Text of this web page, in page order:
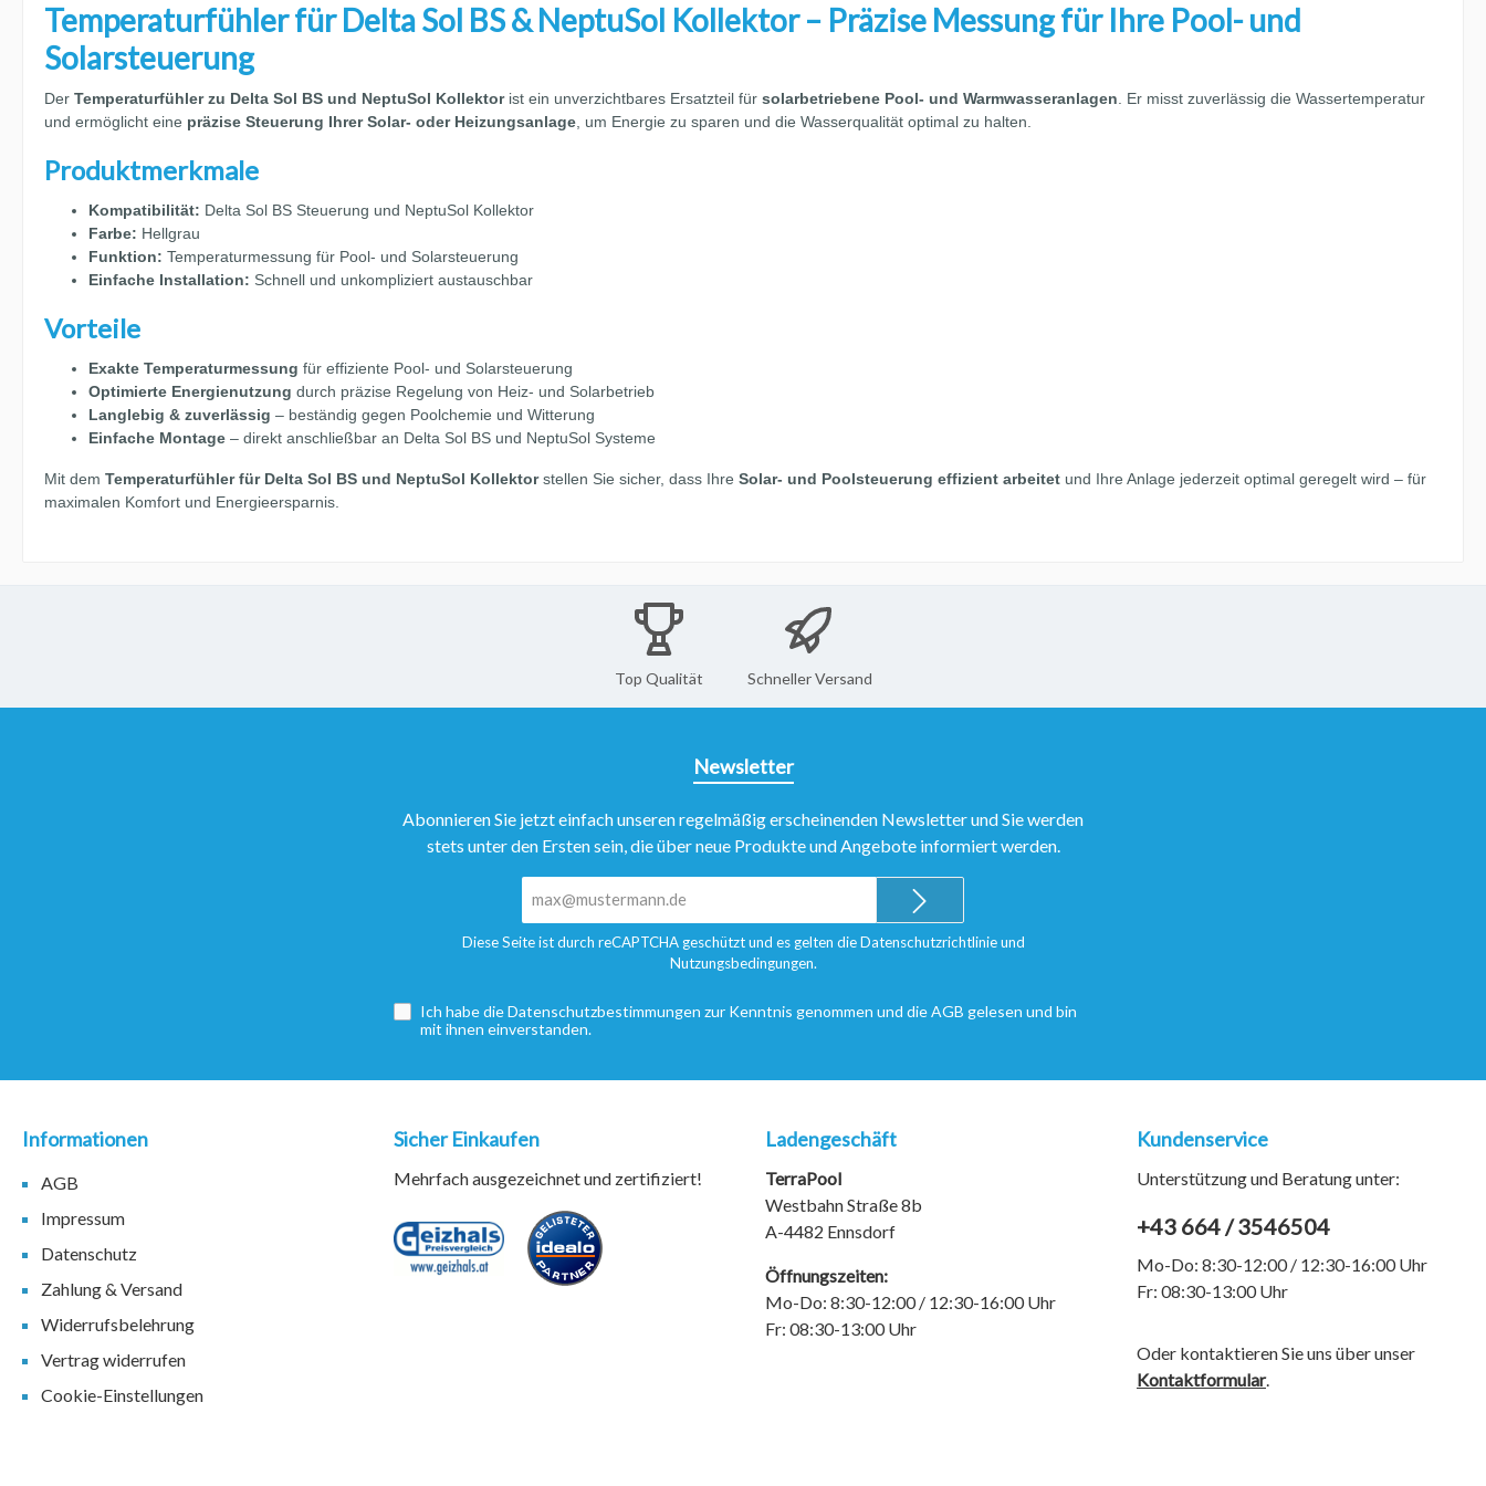
Temperaturfühler für Delta Sol BS & NeptuSol Kollektor – Präzise Messung für Ihre Pool- und
Solarsteuerung
Der Temperaturfühler zu Delta Sol BS und NeptuSol Kollektorist ein unverzichtbares Ersatzteil für solarbetriebene Pool- und Warmwasseranlagen . Er misst zuverlässig die Wassertemperatur
und ermöglicht eine präzise Steuerung Ihrer Solar- oder Heizungsanlage , um Energie zu sparen und die Wasserqualität optimal zu halten.
Produktmerkmale
Kompatibilität: Delta Sol BS Steuerung und NeptuSol Kollektor
Farbe: Hellgrau
Funktion: Temperaturmessung für Pool- und Solarsteuerung
Einfache Installation: Schnell und unkompliziert austauschbar
Vorteile
Exakte Temperaturmessung für effiziente Pool- und Solarsteuerung
Optimierte Energienutzung durch präzise Regelung von Heiz- und Solarbetrieb
Langlebig & zuverlässig – beständig gegen Poolchemie und Witterung
Einfache Montage – direkt anschließbar an Delta Sol BS und NeptuSol Systeme
Mit dem Temperaturfühler für Delta Sol BS und NeptuSol Kollektorstellen Sie sicher, dass Ihre Solar- und Poolsteuerung effizient arbeitet und Ihre Anlage jederzeit optimal geregelt wird – für
maximalen Komfort und Energieersparnis.
Top Qualität Schneller Versand
Newsletter
Abonnieren Sie jetzt einfach unseren regelmäßig erscheinenden Newsletter und Sie werden
stets unter den Ersten sein, die über neue Produkte und Angebote informiert werden.
Adresse*
Diese Seite ist durch reCAPTCHA geschützt und es gelten dieDatenschutzrichtlinieund
Nutzungsbedingungen.
Ich habe dieDatenschutzbestimmungen zur Kenntnis genommen und dieAGB gelesen und bin
mit ihnen einverstanden.
Kundenservice
Unterstützung und Beratung unter:
+43 664 / 3546504
Mo-Do: 8:30-12:00 / 12:30-16:00 Uhr
Fr: 08:30-13:00 Uhr
Oder kontaktieren Sie uns über unser
Kontaktformular.
Informationen
AGB
Impressum
Datenschutz
Zahlung & Versand
Widerrufsbelehrung
Vertrag widerrufen
Cookie-Einstellungen
Sicher Einkaufen
Mehrfach ausgezeichnet und zertifiziert!
Ladengeschäft
TerraPool
Westbahn Straße 8b
A-4482 Ennsdorf
Öffnungszeiten:
Mo-Do: 8:30-12:00 / 12:30-16:00 Uhr
Fr: 08:30-13:00 Uhr